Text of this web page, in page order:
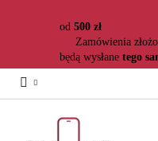
od 500 zł
Zamówienia
będą wysłane tego